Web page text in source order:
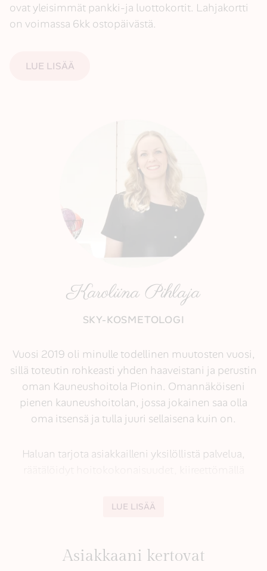
ovat yleisimmät pankki-ja luottokortit. Lahjakortti
on voimassa 6kk ostopäivästä.
LUE LISÄÄ
Karoliina Pihlaja
SKY-KOSMETOLOGI
Vuosi 2019 oli minulle todellinen muutosten vuosi,
sillä toteutin rohkeasti yhden haaveistani ja perustin
oman Kauneushoitola Pionin. Omannäköiseni
pienen kauneushoitolan, jossa jokainen saa olla
oma itsensä ja tulla juuri sellaisena kuin on.
Haluan tarjota asiakkailleni yksilöllistä palvelua,
Haluan tarjota asiakkailleni yksilöllistä palvelua,
kotihoitotuotteiden parissa, jotta voit jatkaa
Hoidoissa käyttämäni tuotteet olen valinnut niiden
LUE LISÄÄ
Asiakkaani kertovat